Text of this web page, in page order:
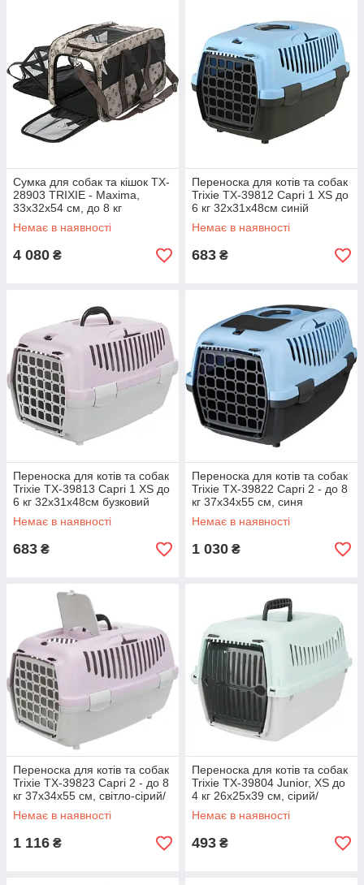
Сумка для собак та кішок TX-
28903 TRIXIE - Maxima,
33х32х54 см, до 8 кг
Немає в наявності
4 080 ₴
Переноска для котів та собак
Trixie TX-39812 Capri 1 XS до
6 кг 32х31х48см синій
Немає в наявності
683 ₴
Переноска для котів та собак
Trixie TX-39813 Capri 1 XS до
6 кг 32х31х48см бузковий
Немає в наявності
683 ₴
Переноска для котів та собак
Trixie TX-39822 Capri 2 - до 8
кг 37х34х55 см, синя
Немає в наявності
1 030 ₴
Переноска для котів та собак
Trixie TX-39823 Capri 2 - до 8
кг 37х34х55 см, світло-сірий/
світло-бузковий
Немає в наявності
1 116 ₴
Переноска для котів та собак
Trixie TX-39804 Junior, XS до
4 кг 26х25х39 см, сірий/
м'ятний
Немає в наявності
493 ₴